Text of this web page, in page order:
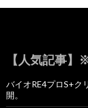
【人気記事
バイオRE4プロS+ク
開。